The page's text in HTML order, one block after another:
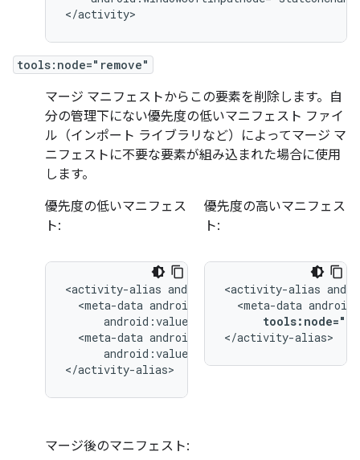
</activity>
tools:node="remove"
マージ マニフェストからこの要素を削除します。自
分の管理下にない優先度の低いマニフェスト ファイ
ル（インポート ライブラリなど）によってマージ マ
ニフェストに不要な要素が組み込まれた場合に使用
します。
優先度の低いマニフェス
ト:
<activity-alias
<meta-data
<meta-data
android:value="@string/quack"/>
</activity-alias>
優先度の高いマニフェス
ト:
<activity-alias
<meta-data
</activity-alias>
マージ後のマニフェスト: